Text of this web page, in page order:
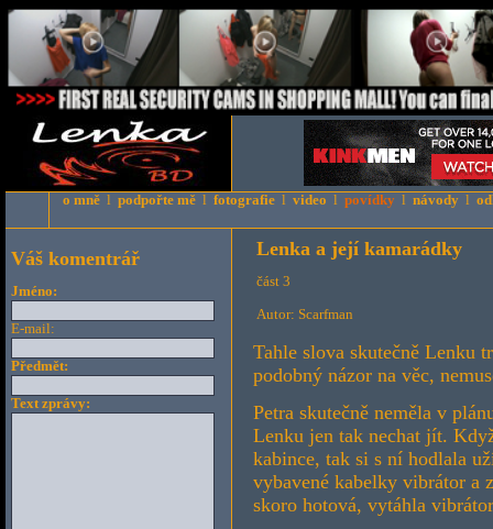
o mně l podpořte mě l fotografie l video l povídky l návody l
Lenka a její kamarádky
část 3
Autor: Scarfman
Tahle slova skutečně Lenku
podobný názor na věc,
Petra skutečně neměla v
Lenku jen tak nechat jít.
kabince, tak si s ní hodlala
vybavené kabelky vibrátor a
skoro hotová, vytáhla
Váš komentrář
Jméno:
E-mail:
Předmět:
Text zprávy: